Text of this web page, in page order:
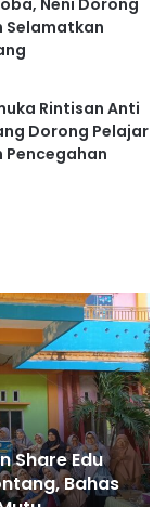
Selamatkan
Rintisan Anti
Dorong Pelajar
Pencegahan
Share Edu
Bahas